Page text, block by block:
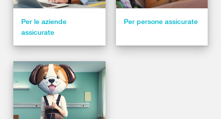
Per le aziende
assicurate
Per persone assicurate